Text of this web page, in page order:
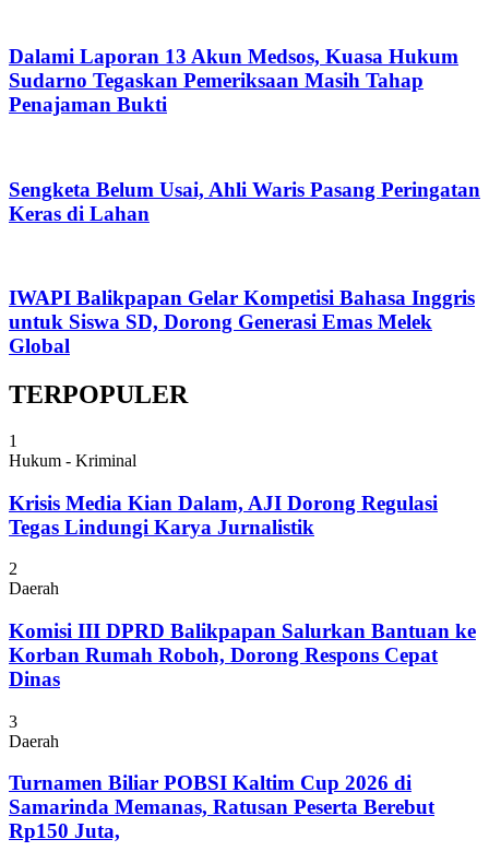
Dalami Laporan 13 Akun Medsos, Kuasa Hukum
Sudarno Tegaskan Pemeriksaan Masih Tahap
Penajaman Bukti
Sengketa Belum Usai, Ahli Waris Pasang Peringatan
Keras di Lahan
IWAPI Balikpapan Gelar Kompetisi Bahasa Inggris
untuk Siswa SD, Dorong Generasi Emas Melek
Global
TERPOPULER
1
Hukum - Kriminal
Krisis Media Kian Dalam, AJI Dorong Regulasi
Tegas Lindungi Karya Jurnalistik
2
Daerah
Komisi III DPRD Balikpapan Salurkan Bantuan ke
Korban Rumah Roboh, Dorong Respons Cepat
Dinas
3
Daerah
Turnamen Biliar POBSI Kaltim Cup 2026 di
Samarinda Memanas, Ratusan Peserta Berebut
Rp150 Juta,